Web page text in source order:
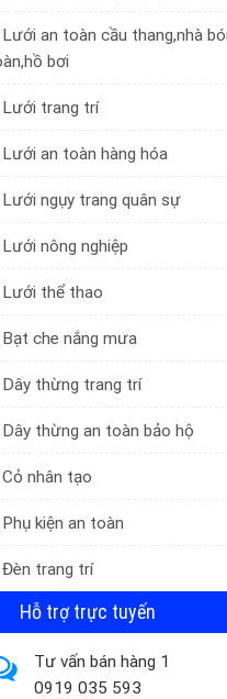
Lưới an toàn cầu thang,nhà
bơi
Lưới trang trí
Lưới an toàn hàng hóa
Lưới ngụy trang quân sự
Lưới nông nghiệp
Lưới thể thao
Bạt che nắng mưa
Dây thừng trang trí
Dây thừng an toàn bảo hộ
Cỏ nhân tạo
Phụ kiện an toàn
Đèn trang trí
Hỗ trợ trực tuyến
Tư vấn bán hàng 1
0919 035 593